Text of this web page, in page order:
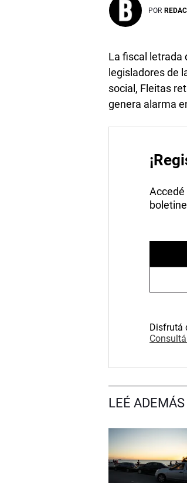
POR
La fiscal letrada
legisladores de
social, Fleitas
genera alarma
Disfrutá
LEÉ ADEMÁS